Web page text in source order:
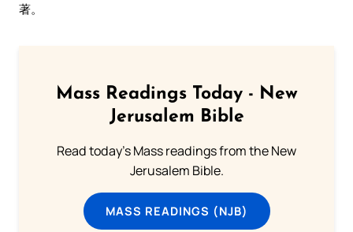
著。
Mass Readings Today - New
Jerusalem Bible
Read today's Mass readings from the New
Jerusalem Bible.
MASS READINGS (NJB)